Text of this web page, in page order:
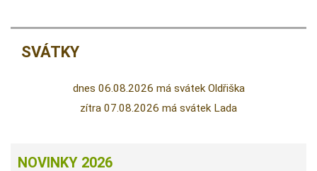
SVÁTKY
dnes 06.08.2026 má svátek Oldřiška
zítra 07.08.2026 má svátek Lada
NOVINKY 2026